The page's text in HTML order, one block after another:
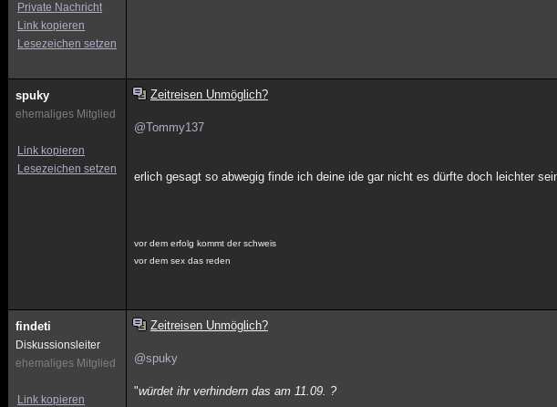
Private Nachricht
Link kopieren
Lesezeichen setzen
spuky
ehemaliges Mitglied
Link kopieren
Lesezeichen setzen
Zeitreisen Unmöglich?
@Tommy137
erlich gesagt so abwegig finde ich deine ide gar nicht es dürfte doch leichter
vor dem erfolg kommt der schweis
vor dem sex das reden
findeti
Diskussionsleiter
ehemaliges Mitglied
Link kopieren
Zeitreisen Unmöglich?
@spuky
"würdet ihr verhindern das am 11.09. ?